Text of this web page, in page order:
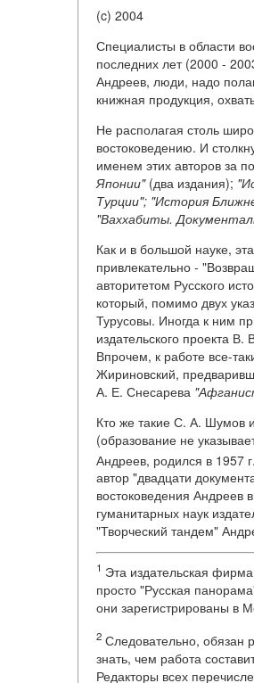
(c) 2004
Специалисты в области
последних лет (2000 -
Андреев, люди, надо
книжная продукция,
Не располагая столь
востоковедению. И
именем этих авторов за
Японии"(два издания);
Турции"; "История
"Ваххабиты.
Как и в большой науке,
привлекательно -
авторитетом Русского
который, помимо двух
Турусовы. Иногда к ним
издательского проекта
Впрочем, к работе все-
Жириновский,
А. Е. Снесарева
Кто же такие С. А. Шумов
(образование не
Андреев, родился в 1957
автор "двадцати
востоковедения Андреев
гуманитарных наук
"Творческий тандем"
1 Эта издательская
просто "Русская
они зарегистрированы в
2 Следовательно, обязан
знать, чем работа
Редакторы всех